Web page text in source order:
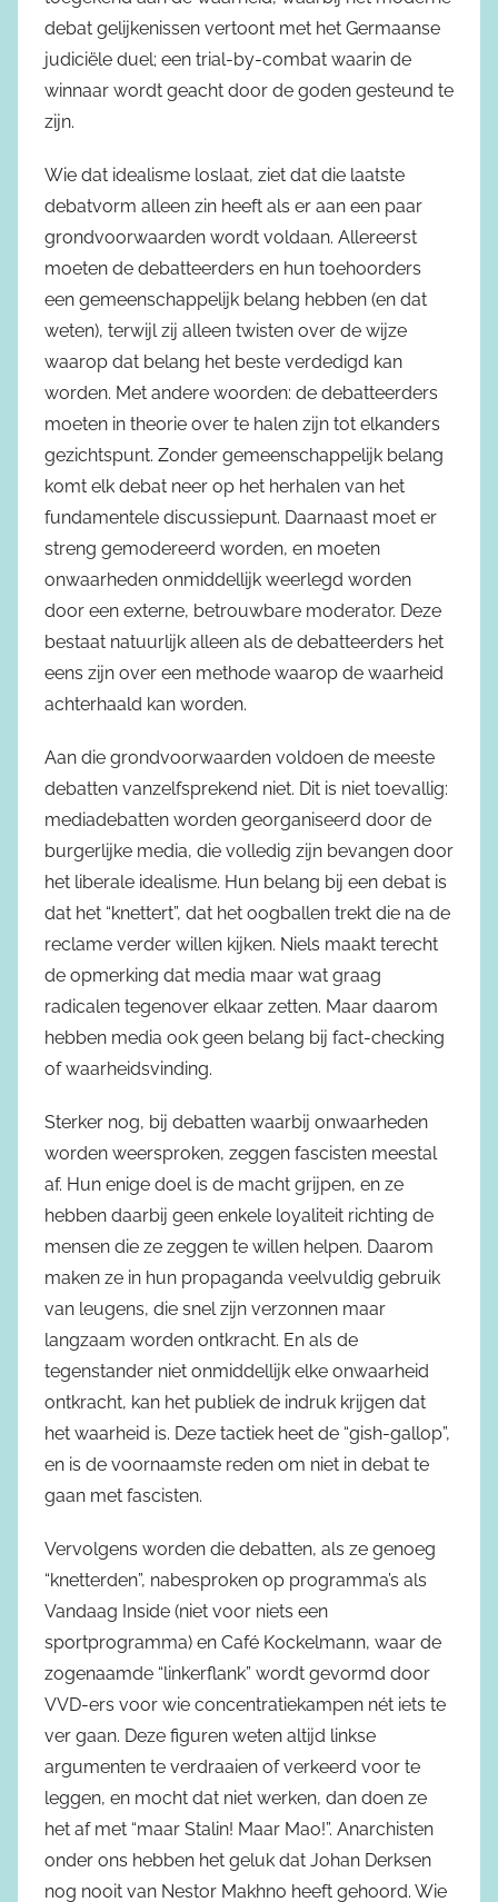
debat gelijkenissen vertoont met het Germaanse
judiciële duel; een trial-by-combat waarin de
winnaar wordt geacht door de goden gesteund te
zijn.
Wie dat idealisme loslaat, ziet dat die laatste
debatvorm alleen zin heeft als er aan een paar
grondvoorwaarden wordt voldaan. Allereerst
moeten de debatteerders en hun toehoorders
een gemeenschappelijk belang hebben (en dat
weten), terwijl zij alleen twisten over de wijze
waarop dat belang het beste verdedigd kan
worden. Met andere woorden: de debatteerders
moeten in theorie over te halen zijn tot elkanders
gezichtspunt. Zonder gemeenschappelijk belang
komt elk debat neer op het herhalen van het
fundamentele discussiepunt. Daarnaast moet er
streng gemodereerd worden, en moeten
onwaarheden onmiddellijk weerlegd worden
door een externe, betrouwbare moderator. Deze
bestaat natuurlijk alleen als de debatteerders het
eens zijn over een methode waarop de waarheid
achterhaald kan worden.
Aan die grondvoorwaarden voldoen de meeste
debatten vanzelfsprekend niet. Dit is niet toevallig:
mediadebatten worden georganiseerd door de
burgerlijke media, die volledig zijn bevangen door
het liberale idealisme. Hun belang bij een debat is
dat het “knettert”, dat het oogballen trekt die na de
reclame verder willen kijken. Niels maakt terecht
de opmerking dat media maar wat graag
radicalen tegenover elkaar zetten. Maar daarom
hebben media ook geen belang bij fact-checking
of waarheidsvinding.
Sterker nog, bij debatten waarbij onwaarheden
worden weersproken, zeggen fascisten meestal
af. Hun enige doel is de macht grijpen, en ze
hebben daarbij geen enkele loyaliteit richting de
mensen die ze zeggen te willen helpen. Daarom
maken ze in hun propaganda veelvuldig gebruik
van leugens, die snel zijn verzonnen maar
langzaam worden ontkracht. En als de
tegenstander niet onmiddellijk elke onwaarheid
ontkracht, kan het publiek de indruk krijgen dat
het waarheid is. Deze tactiek heet de “gish-gallop”,
en is de voornaamste reden om niet in debat te
gaan met fascisten.
Vervolgens worden die debatten, als ze genoeg
“knetterden”, nabesproken op programma’s als
Vandaag Inside (niet voor niets een
sportprogramma) en Café Kockelmann, waar de
zogenaamde “linkerflank” wordt gevormd door
VVD-ers voor wie concentratiekampen nét iets te
ver gaan. Deze figuren weten altijd linkse
argumenten te verdraaien of verkeerd voor te
leggen, en mocht dat niet werken, dan doen ze
het af met “maar Stalin! Maar Mao!”. Anarchisten
onder ons hebben het geluk dat Johan Derksen
nog nooit van Nestor Makhno heeft gehoord. Wie